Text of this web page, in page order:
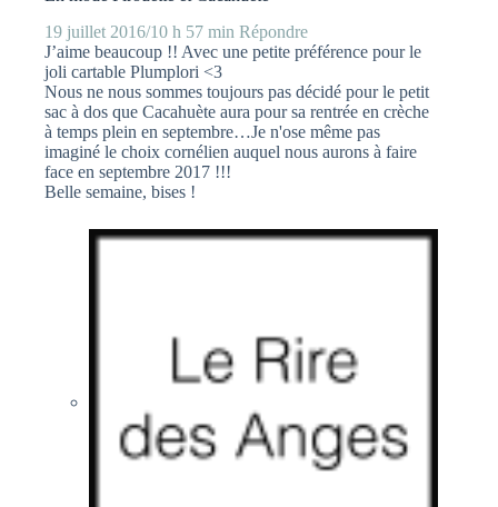
19 juillet 2016/10 h 57 min Répondre
J’aime beaucoup !! Avec une petite préférence pour le
joli cartable Plumplori <3
Nous ne nous sommes toujours pas décidé pour le petit
sac à dos que Cacahuète aura pour sa rentrée en crèche
à temps plein en septembre…Je n'ose même pas
imaginé le choix cornélien auquel nous aurons à faire
face en septembre 2017 !!!
Belle semaine, bises !